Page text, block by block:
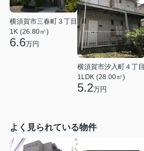
横須賀市三春町３丁目
1K (26.80㎡)
6.6万円
横須賀市汐入町４丁目
1LDK (28.00㎡)
5.2万円
よく見られている物件